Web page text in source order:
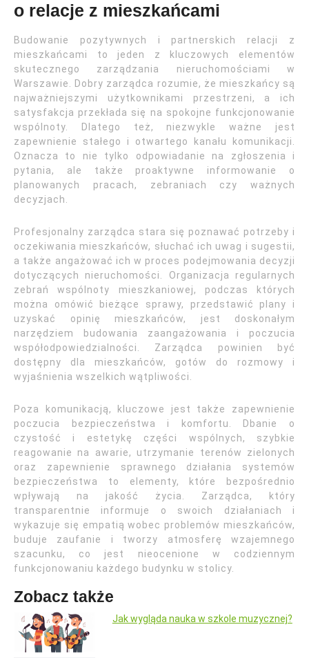
o relacje z mieszkańcami
Budowanie pozytywnych i partnerskich relacji z
mieszkańcami to jeden z kluczowych elementów
skutecznego zarządzania nieruchomościami w
Warszawie. Dobry zarządca rozumie, że mieszkańcy są
najważniejszymi użytkownikami przestrzeni, a ich
satysfakcja przekłada się na spokojne funkcjonowanie
wspólnoty. Dlatego też, niezwykle ważne jest
zapewnienie stałego i otwartego kanału komunikacji.
Oznacza to nie tylko odpowiadanie na zgłoszenia i
pytania, ale także proaktywne informowanie o
planowanych pracach, zebraniach czy ważnych
decyzjach.
Profesjonalny zarządca stara się poznawać potrzeby i
oczekiwania mieszkańców, słuchać ich uwag i sugestii,
a także angażować ich w proces podejmowania decyzji
dotyczących nieruchomości. Organizacja regularnych
zebrań wspólnoty mieszkaniowej, podczas których
można omówić bieżące sprawy, przedstawić plany i
uzyskać opinię mieszkańców, jest doskonałym
narzędziem budowania zaangażowania i poczucia
współodpowiedzialności. Zarządca powinien być
dostępny dla mieszkańców, gotów do rozmowy i
wyjaśnienia wszelkich wątpliwości.
Poza komunikacją, kluczowe jest także zapewnienie
poczucia bezpieczeństwa i komfortu. Dbanie o
czystość i estetykę części wspólnych, szybkie
reagowanie na awarie, utrzymanie terenów zielonych
oraz zapewnienie sprawnego działania systemów
bezpieczeństwa to elementy, które bezpośrednio
wpływają na jakość życia. Zarządca, który
transparentnie informuje o swoich działaniach i
wykazuje się empatią wobec problemów mieszkańców,
buduje zaufanie i tworzy atmosferę wzajemnego
szacunku, co jest nieocenione w codziennym
funkcjonowaniu każdego budynku w stolicy.
Zobacz także
Jak wygląda nauka w szkole muzycznej?